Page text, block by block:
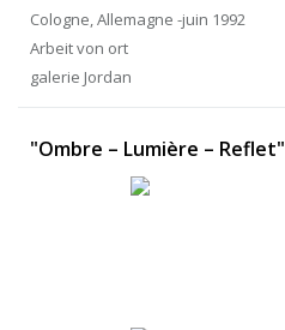
Cologne, Allemagne -juin 1992
Arbeit von ort
galerie Jordan
"Ombre – Lumière – Reflet"